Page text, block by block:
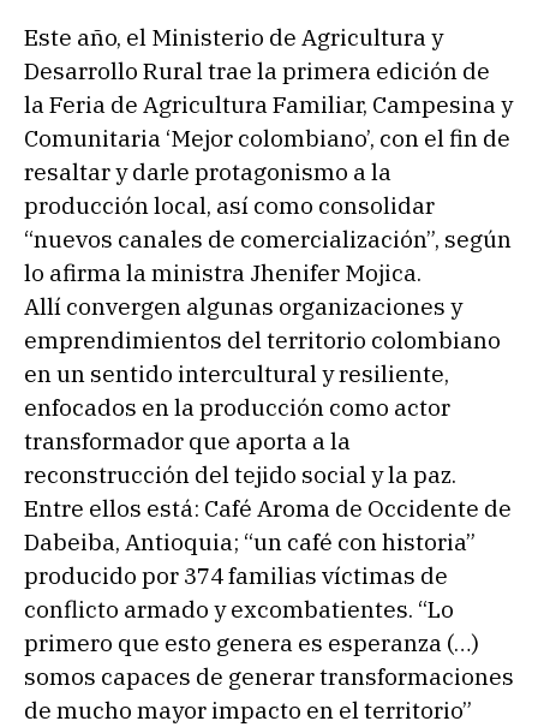
Este año, el Ministerio de Agricultura y
Desarrollo Rural trae la primera edición de
la Feria de Agricultura Familiar, Campesina y
Comunitaria ‘Mejor colombiano’, con el fin de
resaltar y darle protagonismo a la
producción local, así como consolidar
“nuevos canales de comercialización”, según
lo afirma la ministra Jhenifer Mojica.
Allí convergen algunas organizaciones y
emprendimientos del territorio colombiano
en un sentido intercultural y resiliente,
enfocados en la producción como actor
transformador que aporta a la
reconstrucción del tejido social y la paz.
Entre ellos está: Café Aroma de Occidente de
Dabeiba, Antioquia; “un café con historia”
producido por 374 familias víctimas de
conflicto armado y excombatientes. “Lo
primero que esto genera es esperanza (…)
somos capaces de generar transformaciones
de mucho mayor impacto en el territorio”